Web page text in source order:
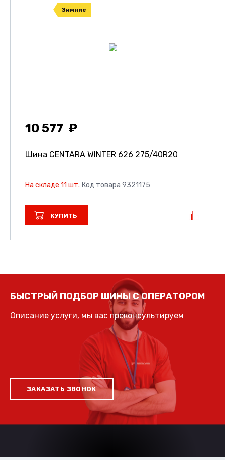
Зимние
10 577
Шина CENTARA WINTER 626 275/40R20
На складе 11 шт. Код товара 9321175
КУПИТЬ
БЫСТРЫЙ ПОДБОР ШИНЫ С ОПЕРАТОРОМ
Описание услуги, мы вас проконсультируем
ЗАКАЗАТЬ ЗВОНОК